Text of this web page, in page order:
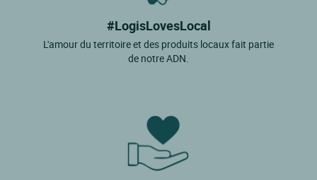
#LogisLovesLocal
L'amour du territoire et des produits locaux fait partie
de notre ADN.